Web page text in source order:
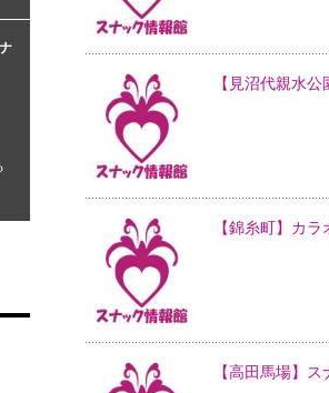
【見沼代親水
【錦糸町】カ
【高田馬場】